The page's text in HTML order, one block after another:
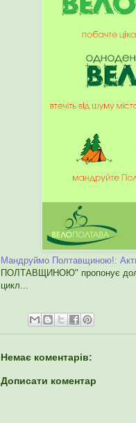
Мандруймо Полтавщиною!:
ПОЛТАВЩИНОЮ" пропонує
цикл...
Немає коментарів:
Дописати коментар